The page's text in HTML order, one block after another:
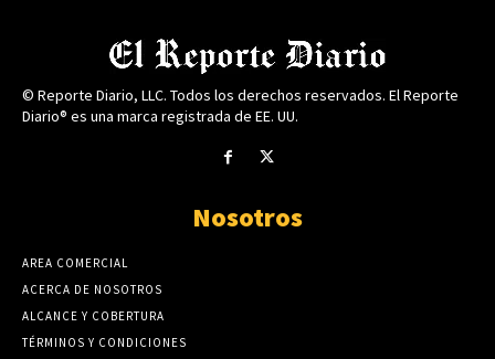
© Reporte Diario, LLC. Todos los derechos reservados. El Reporte
Diario® es una marca registrada de EE. UU.
Nosotros
AREA COMERCIAL
ACERCA DE NOSOTROS
ALCANCE Y COBERTURA
TÉRMINOS Y CONDICIONES